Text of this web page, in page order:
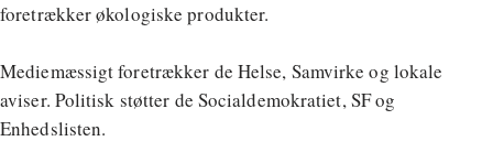
foretrækker økologiske produkter.
Mediemæssigt foretrækker de Helse, Samvirke og lokale
aviser. Politisk støtter de Socialdemokratiet, SF og
Enhedslisten.